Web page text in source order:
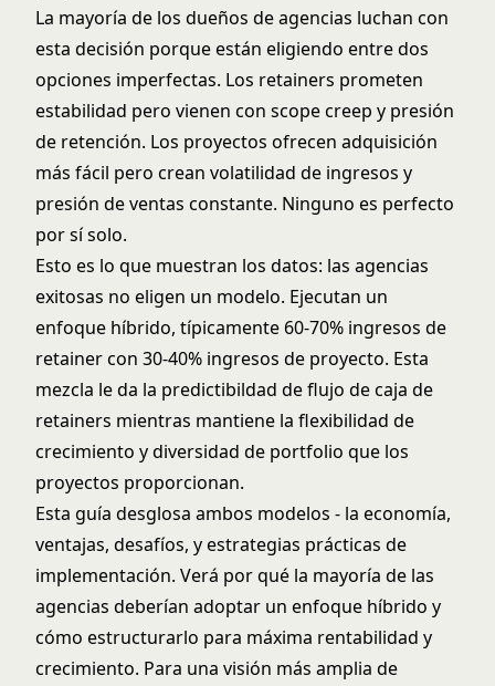
La mayoría de los dueños de agencias luchan con
esta decisión porque están eligiendo entre dos
opciones imperfectas. Los retainers prometen
estabilidad pero vienen con scope creep y presión
de retención. Los proyectos ofrecen adquisición
más fácil pero crean volatilidad de ingresos y
presión de ventas constante. Ninguno es perfecto
por sí solo.
Esto es lo que muestran los datos: las agencias
exitosas no eligen un modelo. Ejecutan un
enfoque híbrido, típicamente 60-70% ingresos de
retainer con 30-40% ingresos de proyecto. Esta
mezcla le da la predictibildad de flujo de caja de
retainers mientras mantiene la flexibilidad de
crecimiento y diversidad de portfolio que los
proyectos proporcionan.
Esta guía desglosa ambos modelos - la economía,
ventajas, desafíos, y estrategias prácticas de
implementación. Verá por qué la mayoría de las
agencias deberían adoptar un enfoque híbrido y
cómo estructurarlo para máxima rentabilidad y
crecimiento. Para una visión más amplia de